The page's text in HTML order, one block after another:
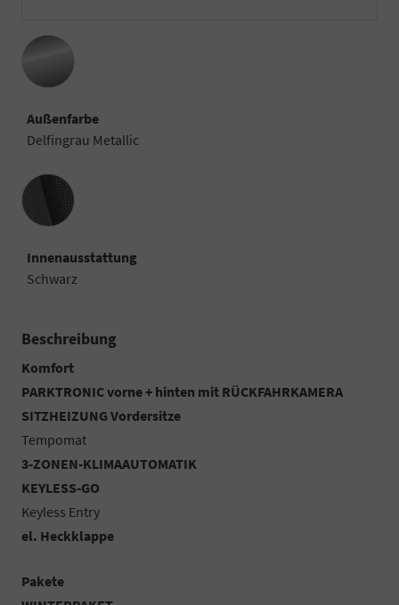
Außenfarbe
Delfingrau Metallic
Innenausstattung
Innenausstattung
Schwarz
Beschreibung
Komfort
PARKTRONIC vorne + hinten mit RÜCKFAHRKAMERA
SITZHEIZUNG Vordersitze
Tempomat
3-ZONEN-KLIMAAUTOMATIK
KEYLESS-GO
Keyless Entry
el. Heckklappe
Pakete